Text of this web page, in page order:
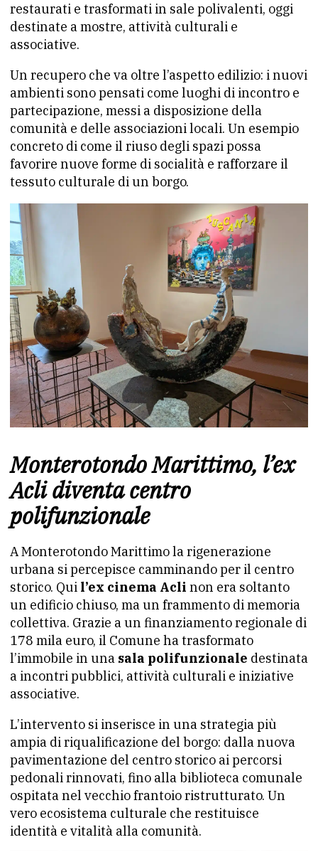
restaurati e trasformati in sale polivalenti, oggi
destinate a mostre, attività culturali e
associative.
Un recupero che va oltre l’aspetto edilizio: i nuovi
ambienti sono pensati come luoghi di incontro e
partecipazione, messi a disposizione della
comunità e delle associazioni locali. Un esempio
concreto di come il riuso degli spazi possa
favorire nuove forme di socialità e rafforzare il
tessuto culturale di un borgo.
Monterotondo Marittimo, l’ex
Acli diventa centro
polifunzionale
A Monterotondo Marittimo la rigenerazione
urbana si percepisce camminando per il centro
storico. Qui l’ex cinema Acli non era soltanto
un edificio chiuso, ma un frammento di memoria
collettiva. Grazie a un finanziamento regionale di
178 mila euro, il Comune ha trasformato
l’immobile in una sala polifunzionale destinata
a incontri pubblici, attività culturali e iniziative
associative.
L’intervento si inserisce in una strategia più
ampia di riqualificazione del borgo: dalla nuova
pavimentazione del centro storico ai percorsi
pedonali rinnovati, fino alla biblioteca comunale
ospitata nel vecchio frantoio ristrutturato. Un
vero ecosistema culturale che restituisce
identità e vitalità alla comunità.